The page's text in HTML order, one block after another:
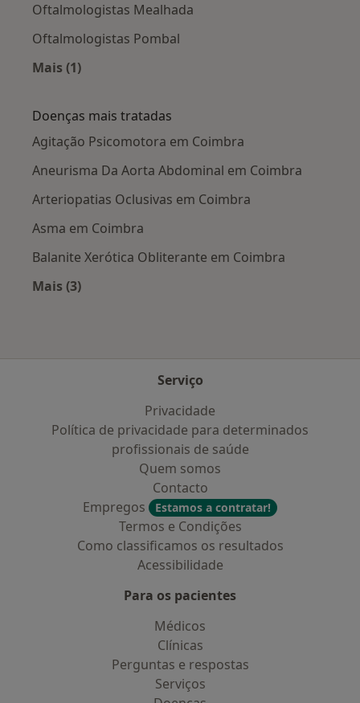
Oftalmologistas Mealhada
Oftalmologistas Pombal
Mais (1)
Doenças mais tratadas
Agitação Psicomotora em Coimbra
Aneurisma Da Aorta Abdominal em Coimbra
Arteriopatias Oclusivas em Coimbra
Asma em Coimbra
Balanite Xerótica Obliterante em Coimbra
Mais (3)
Serviço
Privacidade
Política de privacidade para determinados
profissionais de saúde
Quem somos
Contacto
Empregos
Estamos a contratar!
Termos e Condições
Como classificamos os resultados
Acessibilidade
Para os pacientes
Médicos
Clínicas
Perguntas e respostas
Serviços